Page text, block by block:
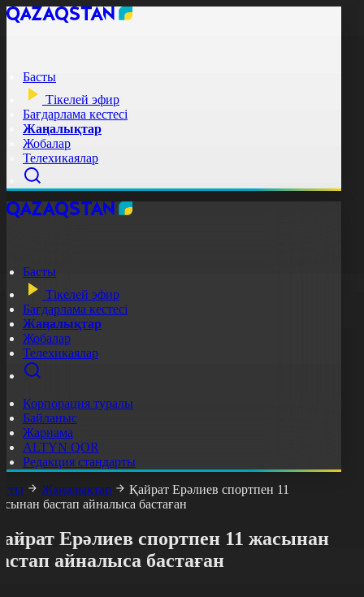
Басты
Тікелей эфир
Бағдарлама кестесі
Жаңалықтар
Жобалар
Телехикаялар
Басты
Тікелей эфир
Бағдарлама кестесі
Жаңалықтар
Жобалар
Телехикаялар
Корпорация туралы
Байланыс
Жарнама
ALTYN QOR
Редакция стандарты
Жаңалықтар
Қайрат Ерәлиев спортпен 11
бастап айналыса бастаған
Ерәлиев спортпен 11 жасынан
айналыса бастаған